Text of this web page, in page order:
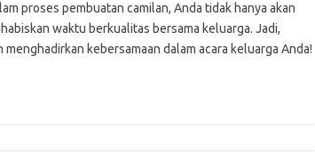
proses pembuatan camilan, Anda tidak hanya akan
waktu berkualitas bersama keluarga. Jadi,
kebersamaan dalam acara keluarga Anda!